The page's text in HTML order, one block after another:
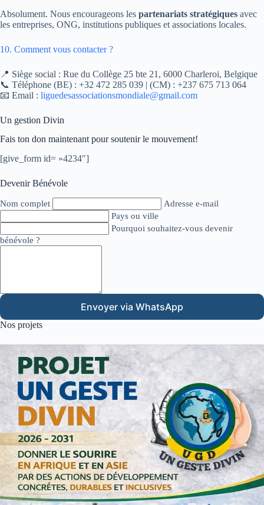
Absolument. Nous encourageons les partenariats stratégiques avec
les entreprises, ONG, institutions publiques et associations locales.
10. Comment vous contacter ?
📍 Siège social : Rue du Collège 25 bte 21, 6000 Charleroi, Belgique
📞 Téléphone (BE) : +32 472 285 039 | (CM) : +237 675 713 064
📧 Email : liguedesassociationsmondiale@gmail.com
Un gestion Divin
Fais ton don maintenant pour soutenir le mouvement!
[give_form id= »4234″]
Devenir Bénévole
Nom complet
Adresse e-mail
Pays ou ville
Pourquoi souhaitez-vous devenir
bénévole ?
Envoyer via WhatsApp
Nos projets